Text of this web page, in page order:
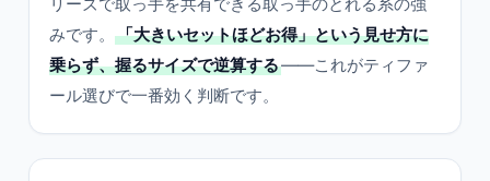
みです。
「大きいセットほどお得」という見せ方に
乗らず、握るサイズで逆算する——これがティファ
ール選びで一番効く判断です。